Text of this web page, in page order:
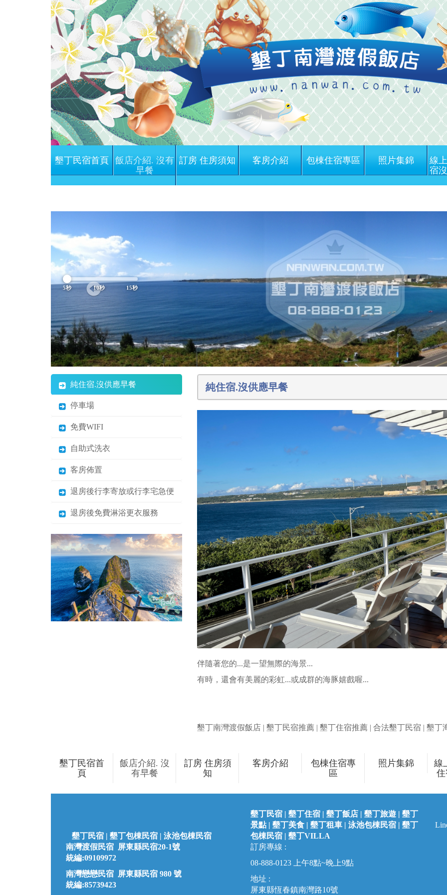
墾丁民宿首頁
飯店介紹. 沒有
早餐
訂房 住房須知 客房介紹 包棟住宿專區 照片集錦
線
宿
5秒 10秒 15秒
純住宿.沒供應早餐
停車場
免費WIFI
自助式洗衣
客房佈置
退房後行李寄放或行李宅急便
退房後免費淋浴更衣服務
純住宿.沒供應早餐
伴隨著您的...是一望無際的海景...
有時，還會有美麗的彩虹...或成群的海豚嬉戲喔...
墾丁南灣渡假飯店 | 墾丁民宿推薦 | 墾丁住宿推薦 | 合法墾丁民宿 | 墾丁
墾丁民宿首
頁
飯店介紹. 沒
有早餐
訂房 住房須
知
客房介紹
包棟住宿專
區
照片集錦
線
墾丁民宿 | 墾丁包棟民宿 | 泳池包棟民宿
南灣渡假民宿 屏東縣民宿20-1號
統編:09109972
南灣戀戀民宿 屏東縣民宿 980 號
統編:85739423
墾丁民宿 | 墾丁住宿 | 墾丁飯店 | 墾丁旅遊 | 墾丁
景點 | 墾丁美食 | 墾丁租車 | 泳池包棟民宿 | 墾丁
包棟民宿 | 墾丁VILLA
訂房專線 :
08-888-0123 上午8點~晚上9點
地址 :
屏東縣恆春鎮南灣路10號